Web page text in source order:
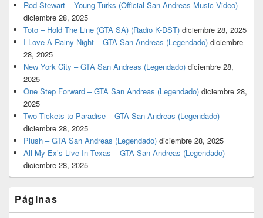
Rod Stewart – Young Turks (Official San Andreas Music Video)
diciembre 28, 2025
Toto – Hold The Line (GTA SA) (Radio K-DST) diciembre 28, 2025
I Love A Rainy Night – GTA San Andreas (Legendado) diciembre
28, 2025
New York City – GTA San Andreas (Legendado) diciembre 28,
2025
One Step Forward – GTA San Andreas (Legendado) diciembre 28,
2025
Two Tickets to Paradise – GTA San Andreas (Legendado)
diciembre 28, 2025
Plush – GTA San Andreas (Legendado) diciembre 28, 2025
All My Ex’s Live In Texas – GTA San Andreas (Legendado)
diciembre 28, 2025
Páginas